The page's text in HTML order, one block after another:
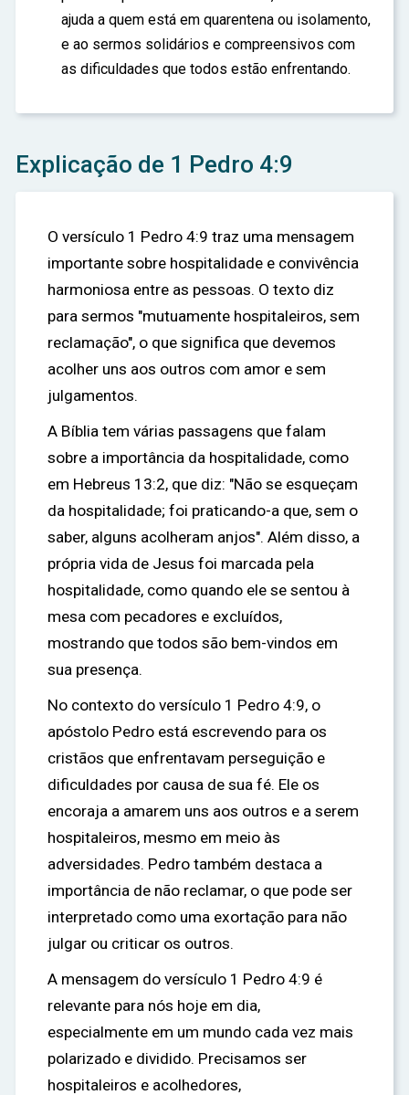
ajuda a quem está em quarentena ou isolamento,
e ao sermos solidários e compreensivos com
as dificuldades que todos estão enfrentando.
Explicação de 1 Pedro 4:9
O versículo 1 Pedro 4:9 traz uma mensagem
importante sobre hospitalidade e convivência
harmoniosa entre as pessoas. O texto diz
para sermos "mutuamente hospitaleiros, sem
reclamação", o que significa que devemos
acolher uns aos outros com amor e sem
julgamentos.
A Bíblia tem várias passagens que falam
sobre a importância da hospitalidade, como
em Hebreus 13:2, que diz: "Não se esqueçam
da hospitalidade; foi praticando-a que, sem o
saber, alguns acolheram anjos". Além disso, a
própria vida de Jesus foi marcada pela
hospitalidade, como quando ele se sentou à
mesa com pecadores e excluídos,
mostrando que todos são bem-vindos em
sua presença.
No contexto do versículo 1 Pedro 4:9, o
apóstolo Pedro está escrevendo para os
cristãos que enfrentavam perseguição e
dificuldades por causa de sua fé. Ele os
encoraja a amarem uns aos outros e a serem
hospitaleiros, mesmo em meio às
adversidades. Pedro também destaca a
importância de não reclamar, o que pode ser
interpretado como uma exortação para não
julgar ou criticar os outros.
A mensagem do versículo 1 Pedro 4:9 é
relevante para nós hoje em dia,
especialmente em um mundo cada vez mais
polarizado e dividido. Precisamos ser
hospitaleiros e acolhedores,